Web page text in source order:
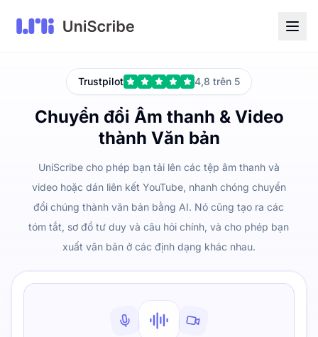
Trustpilot 4,8 trên 5
Chuyển đổi Âm thanh & Video
thành Văn bản
UniScribe cho phép bạn tải lên các tệp âm thanh và
video hoặc dán liên kết YouTube, nhanh chóng chuyển
đổi chúng thành văn bản bằng AI. Nó cũng tạo ra các
tóm tắt, sơ đồ tư duy và câu hỏi chính, và cho phép bạn
xuất văn bản ở các định dạng khác nhau.